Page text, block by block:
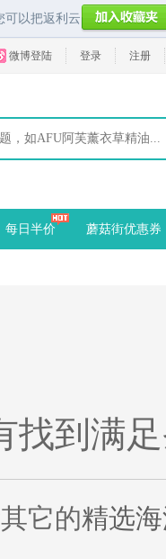
可以把返利云
微博登陆 登录 注册
每日半价 蘑菇街优惠券
找到满
它的精选